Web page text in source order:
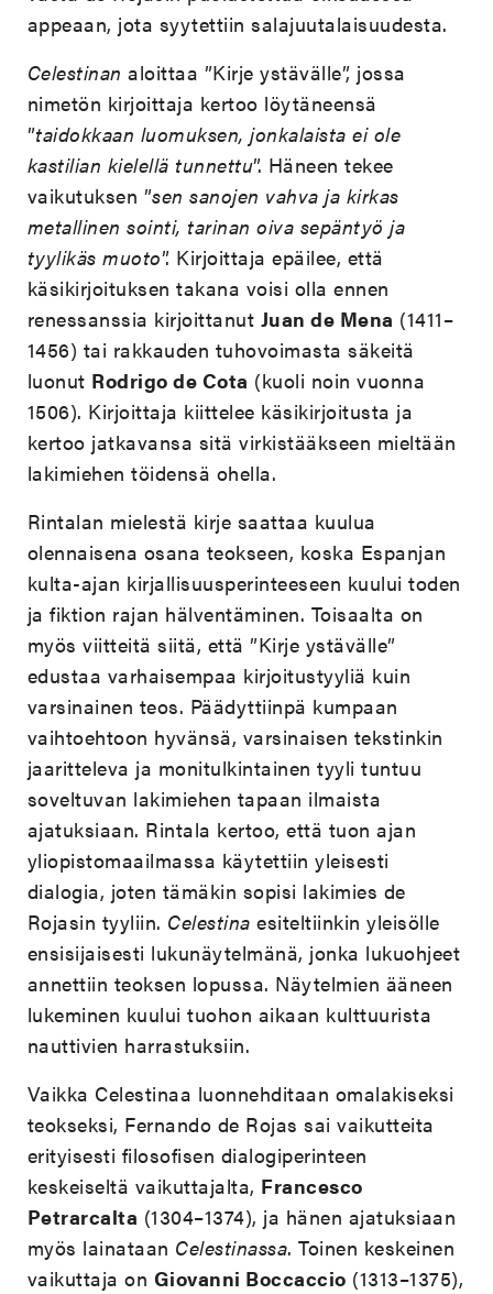
appeaan, jota syytettiin salajuutalaisuudesta.
Celestinanaloittaa ”Kirje ystävälle”, jossa
nimetön kirjoittaja kertoo löytäneensä
”taidokkaan luomuksen, jonkalaista ei ole
kastilian kielellä tunnettu”. Häneen tekee
vaikutuksen ”sen sanojen vahva ja kirkas
metallinen sointi, tarinan oiva sepäntyö ja
tyylikäs muoto”. Kirjoittaja epäilee, että
käsikirjoituksen takana voisi olla ennen
renessanssia kirjoittanut Juan de Mena (1411–
1456) tai rakkauden tuhovoimasta säkeitä
luonut Rodrigo de Cota (kuoli noin vuonna
1506). Kirjoittaja kiittelee käsikirjoitusta ja
kertoo jatkavansa sitä virkistääkseen mieltään
lakimiehen töidensä ohella.
Rintalan mielestä kirje saattaa kuulua
olennaisena osana teokseen, koska Espanjan
kulta-ajan kirjallisuusperinteeseen kuului toden
ja fiktion rajan hälventäminen. Toisaalta on
myös viitteitä siitä, että ”Kirje ystävälle”
edustaa varhaisempaa kirjoitustyyliä kuin
varsinainen teos. Päädyttiinpä kumpaan
vaihtoehtoon hyvänsä, varsinaisen tekstinkin
jaaritteleva ja monitulkintainen tyyli tuntuu
soveltuvan lakimiehen tapaan ilmaista
ajatuksiaan. Rintala kertoo, että tuon ajan
yliopistomaailmassa käytettiin yleisesti
dialogia, joten tämäkin sopisi lakimies de
Rojasin tyyliin. Celestina esiteltiinkin yleisölle
ensisijaisesti lukunäytelmänä, jonka lukuohjeet
annettiin teoksen lopussa. Näytelmien ääneen
lukeminen kuului tuohon aikaan kulttuurista
nauttivien harrastuksiin.
Vaikka Celestinaa luonnehditaan omalakiseksi
teokseksi, Fernando de Rojas sai vaikutteita
erityisesti filosofisen dialogiperinteen
keskeiseltä vaikuttajalta, Francesco
Petrarcalta (1304–1374), ja hänen ajatuksiaan
myös lainataan Celestinassa. Toinen keskeinen
vaikuttaja on Giovanni Boccaccio (1313–1375),